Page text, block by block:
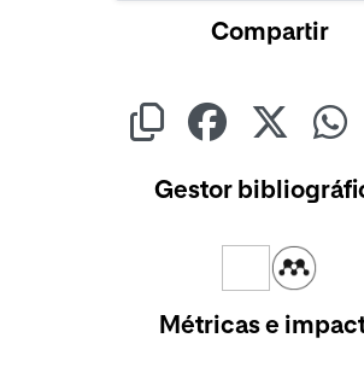
Compartir
Gestor
Métricas e